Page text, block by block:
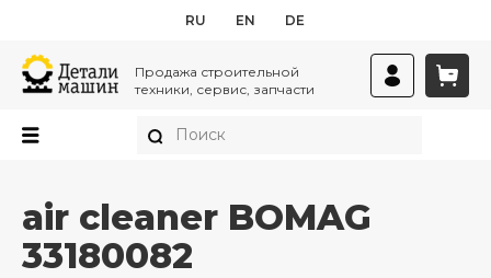
RU EN DE
Продажа строительной
техники, сервис, запчасти
air cleaner BOMAG
33180082